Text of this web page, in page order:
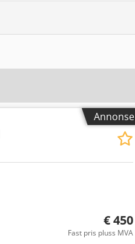
Annonse
€ 450
Fast pris pluss MVA